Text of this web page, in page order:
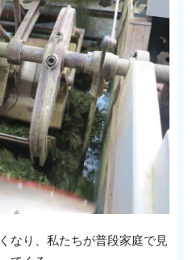
なり、私たちが普段家庭で見